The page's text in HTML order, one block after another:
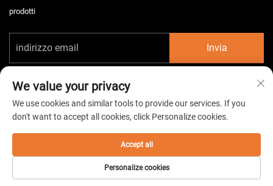
prodotti
Invia
Tutti i diritti riservati. - Informativa sulla privacy
We value your privacy
We use cookies and similar tools to provide our services. If you
don't want to accept all cookies, click Personalize cookies.
Personalize cookies
Accept all